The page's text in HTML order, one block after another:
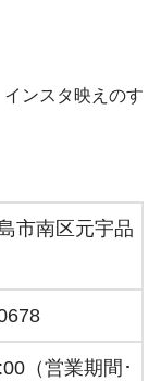
ンスタ映えのす
市南区元宇品
（営業期間･